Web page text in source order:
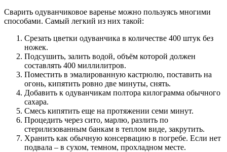
Сварить одуванчиковое варенье можно пользуясь многими
способами. Самый легкий из них такой:
Срезать цветки одуванчика в количестве 400 штук без
ножек.
Подсушить, залить водой, объём которой должен
составлять 400 миллилитров.
Поместить в эмалированную кастрюлю, поставить на
огонь, кипятить ровно две минуты, снять.
Добавить к одуванчикам полтора килограмма обычного
сахара.
Смесь кипятить еще на протяжении семи минут.
Процедить через сито, марлю, разлить по
стерилизованным банкам в теплом виде, закрутить.
Хранить как обычную консервацию в погребе. Если нет
подвала – в сухом, темном, прохладном месте.